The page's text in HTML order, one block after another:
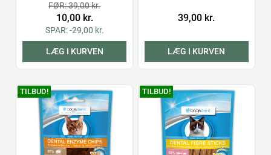
FØR: 39,00 kr.
10,00 kr.
SPAR: -29,00 kr.
LÆG I KURVEN
39,00 kr.
LÆG I KURVEN
TILBUD! TILBUD!